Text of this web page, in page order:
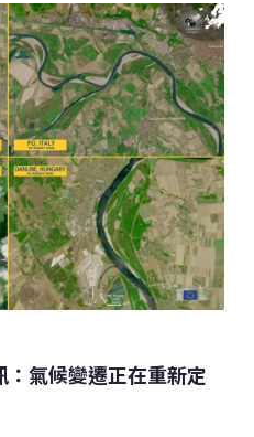
氣候變遷正在重新定